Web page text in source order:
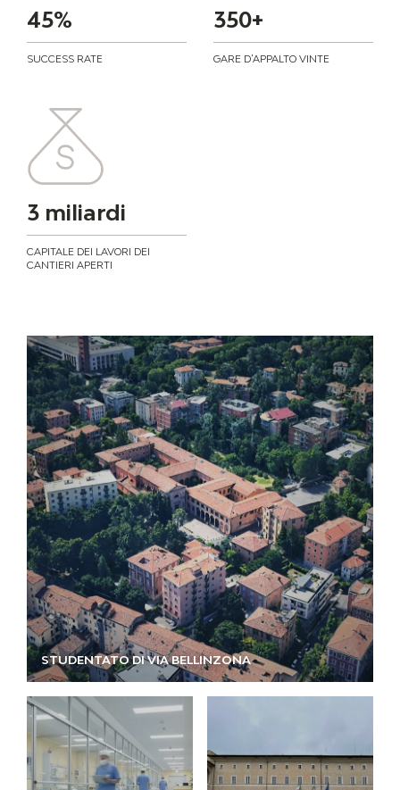
45%
SUCCESS RATE
350+
GARE D'APPALTO VINTE
3 miliardi
CAPITALE DEI LAVORI DEI
CANTIERI APERTI
STUDENTATO DI VIA BELLINZONA